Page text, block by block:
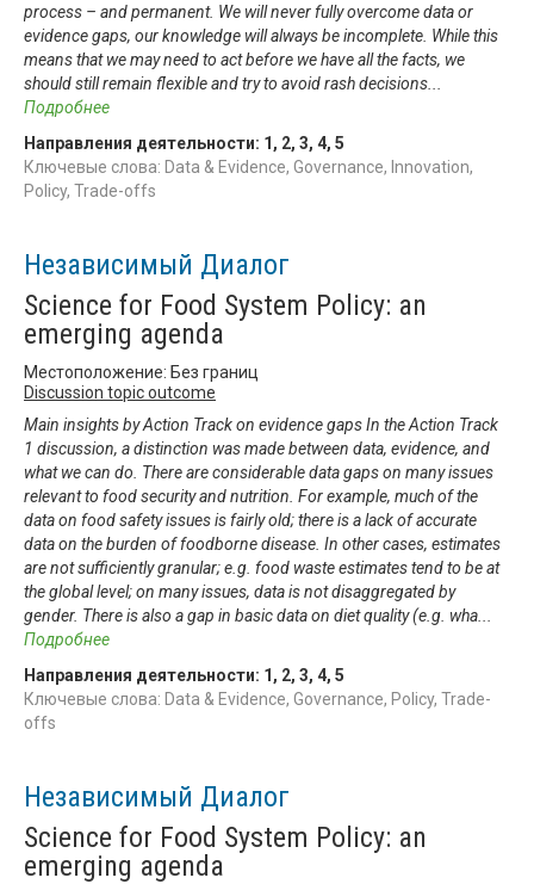
process – and permanent. We will never fully overcome data or
evidence gaps, our knowledge will always be incomplete. While this
means that we may need to act before we have all the facts, we
should still remain flexible and try to avoid rash decisions
Подробнее
Направления деятельности: 1 , 2, 3, 4, 5
Ключевые слова: Data & Evidence, Governance, Innovation,
Policy, Trade-offs
Независимый Диалог
Science for Food System Policy: an
emerging agenda
Местоположение: Без границ
Discussion topic outcome
Main insights by Action Track on evidence gaps In the Action Track
1 discussion, a distinction was made between data, evidence, and
what we can do. There are considerable data gaps on many issues
relevant to food security and nutrition. For example, much of the
data on food safety issues is fairly old; there is a lack of accurate
data on the burden of foodborne disease. In other cases, estimates
are not sufficiently granular; e.g. food waste estimates tend to be at
the global level; on many issues, data is not disaggregated by
gender. There is also a gap in basic data on diet quality (e.g. wha
Подробнее
Направления деятельности: 1 , 2, 3, 4, 5
Ключевые слова: Data & Evidence, Governance, Policy, Trade-
offs
Независимый Диалог
Science for Food System Policy: an
emerging agenda